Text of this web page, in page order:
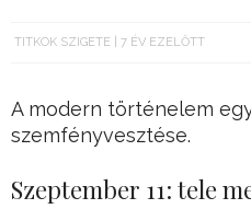
TITKOK SZIGETE 7 ÉV EZELŐTT
A modern történelem
szemfényvesztése.
Szeptember 11: tele